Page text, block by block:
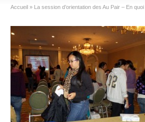
Accueil » La session d’orientation des Au Pair – En